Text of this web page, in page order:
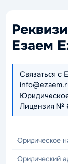
Езаем
Связаться с
Лицензия №
Юридическое
Юридический